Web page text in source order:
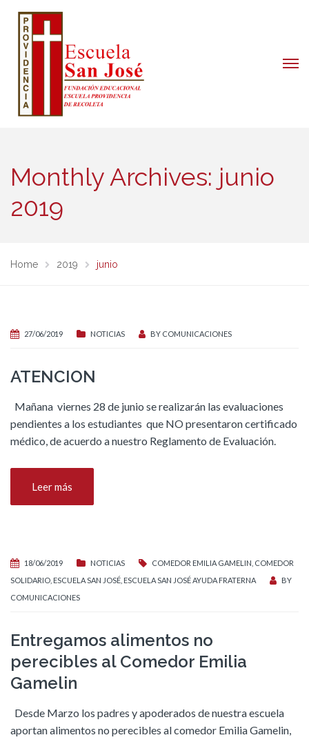
Monthly Archives: junio
2019
Home 2019 junio
27/06/2019 NOTICIAS BY COMUNICACIONES
ATENCION
Mañana viernes 28 de junio se realizarán las evaluaciones
pendientes a los estudiantes que NO presentaron certificado
médico, de acuerdo a nuestro Reglamento de Evaluación.
Leer más
18/06/2019 NOTICIAS COMEDOR EMILIA GAMELIN COMEDOR
SOLIDARIO ESCUELA SAN JOSÉ ESCUELA SAN JOSÉ AYUDA FRATERNA
BY
COMUNICACIONES
Entregamos alimentos no
perecibles al Comedor Emilia
Gamelin
Desde Marzo los padres y apoderados de nuestra escuela
aportan alimentos no perecibles al comedor Emilia Gamelin,